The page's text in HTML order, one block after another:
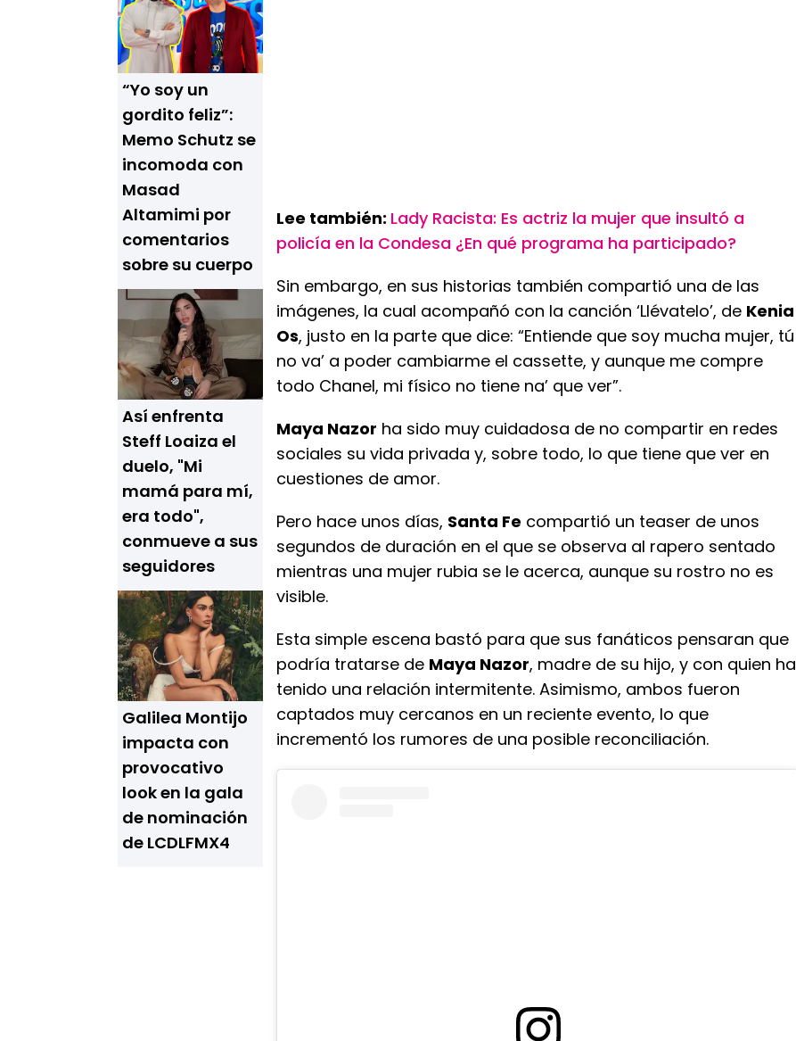
“Yo soy un
gordito feliz”:
Memo Schutz se
incomoda con
Masad
Altamimi por
comentarios
sobre su cuerpo
Así enfrenta
Steff Loaiza el
duelo, "Mi
mamá para mí,
era todo",
conmueve a sus
seguidores
Galilea Montijo
impacta con
provocativo
look en la gala
de nominación
de LCDLFMX4
Lee también: Lady Racista: Es actriz la mujer que insultó a
policía en la Condesa ¿En qué programa ha participado?
Sin embargo, en sus historias también compartió una de las
imágenes, la cual acompañó con la canción ‘Llévatelo’, de Kenia
Os, justo en la parte que dice: “Entiende que soy mucha mujer, tú
no va’ a poder cambiarme el cassette, y aunque me compre
todo Chanel, mi físico no tiene na’ que ver”.
Maya Nazor ha sido muy cuidadosa de no compartir en redes
sociales su vida privada y, sobre todo, lo que tiene que ver en
cuestiones de amor.
Pero hace unos días, Santa Fe compartió un teaser de unos
segundos de duración en el que se observa al rapero sentado
mientras una mujer rubia se le acerca, aunque su rostro no es
visible.
Esta simple escena bastó para que sus fanáticos pensaran que
podría tratarse de Maya Nazor, madre de su hijo, y con quien ha
tenido una relación intermitente. Asimismo, ambos fueron
captados muy cercanos en un reciente evento, lo que
incrementó los rumores de una posible reconciliación.